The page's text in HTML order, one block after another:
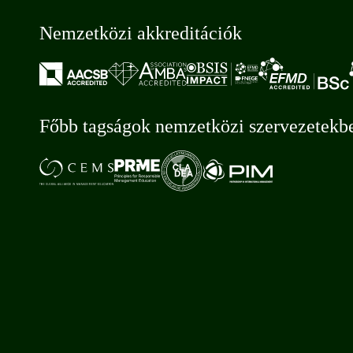
Nemzetközi akkreditációk
Főbb tagságok nemzetközi